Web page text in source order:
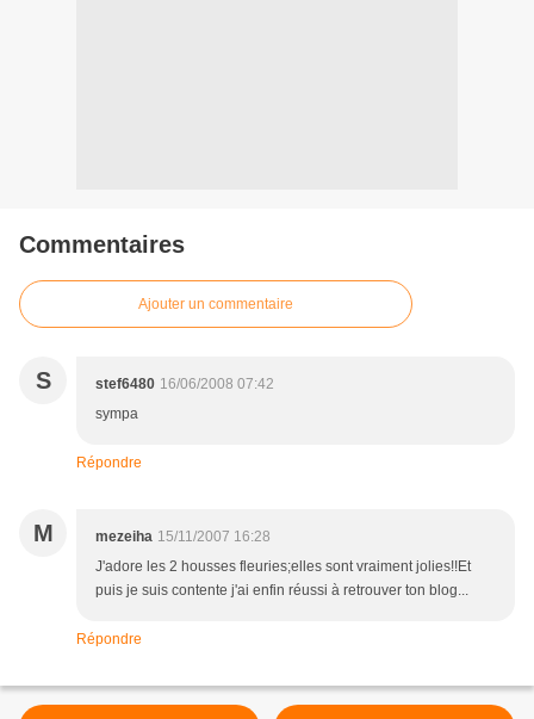
Commentaires
Ajouter un commentaire
S stef6480 16/06/2008 07:42
sympa
Répondre
M mezeiha 15/11/2007 16:28
J'adore les 2 housses fleuries;elles sont vraiment jolies!!Et
puis je suis contente j'ai enfin réussi à retrouver ton blog...
Répondre